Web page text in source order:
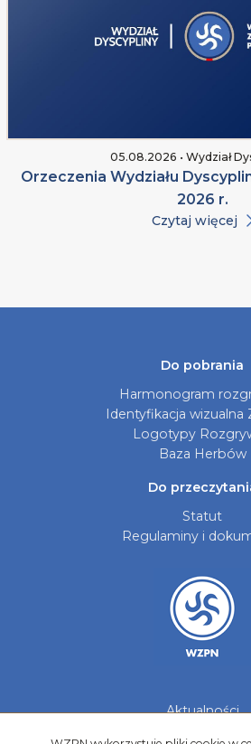
05.08.2026 • Wydział
Orzeczenia Wydziału
2026 r.
Czytaj więcej
Do pobrania
Harmonogram
Identyfikacja wizualna
Logotypy
Baza Herbów
Do
Statut
Regulaminy i
Aktualności